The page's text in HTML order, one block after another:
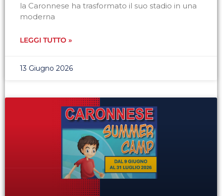
la Caronnese ha trasformato il suo stadio in una
moderna
LEGGI TUTTO »
13 Giugno 2026